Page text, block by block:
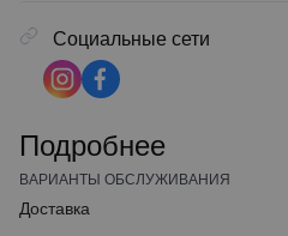
Социальные сети
Подробнее
ВАРИАНТЫ ОБСЛУЖИВАНИЯ
Доставка